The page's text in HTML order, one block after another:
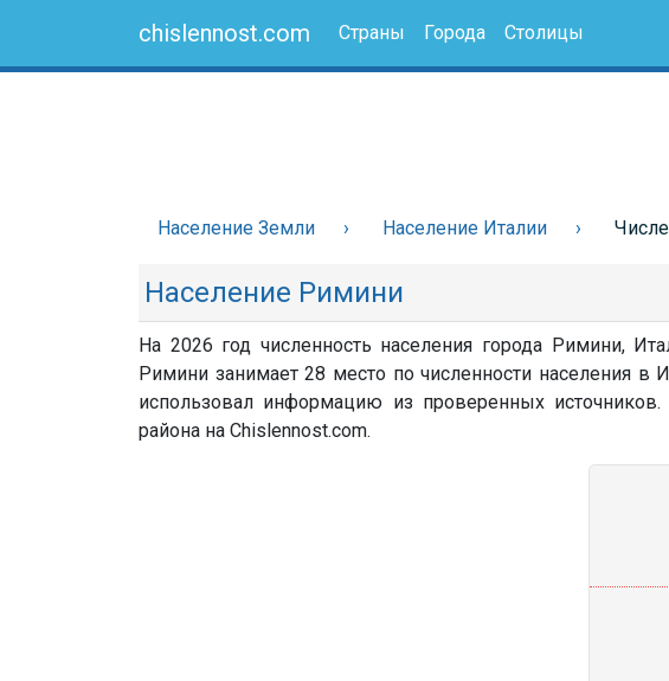
chislennost.com Страны Города Столицы
Население Земли Население Италии
Население Римини
На 2026 год численность населения города Римини,
Римини занимает 28 место по численности населения в
использовал информацию из проверенных источников.
района на Chislennost.com.